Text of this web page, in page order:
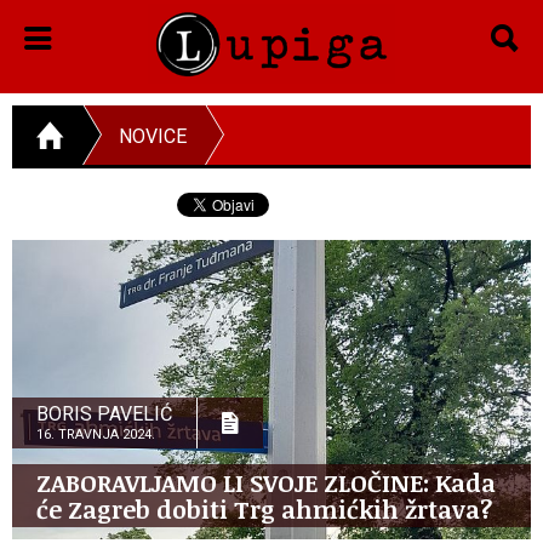
NOVICE
BORIS PAVELIĆ
16. TRAVNJA 2024.
ZABORAVLJAMO LI SVOJE ZLOČINE: Kada
će Zagreb dobiti Trg ahmićkih žrtava?